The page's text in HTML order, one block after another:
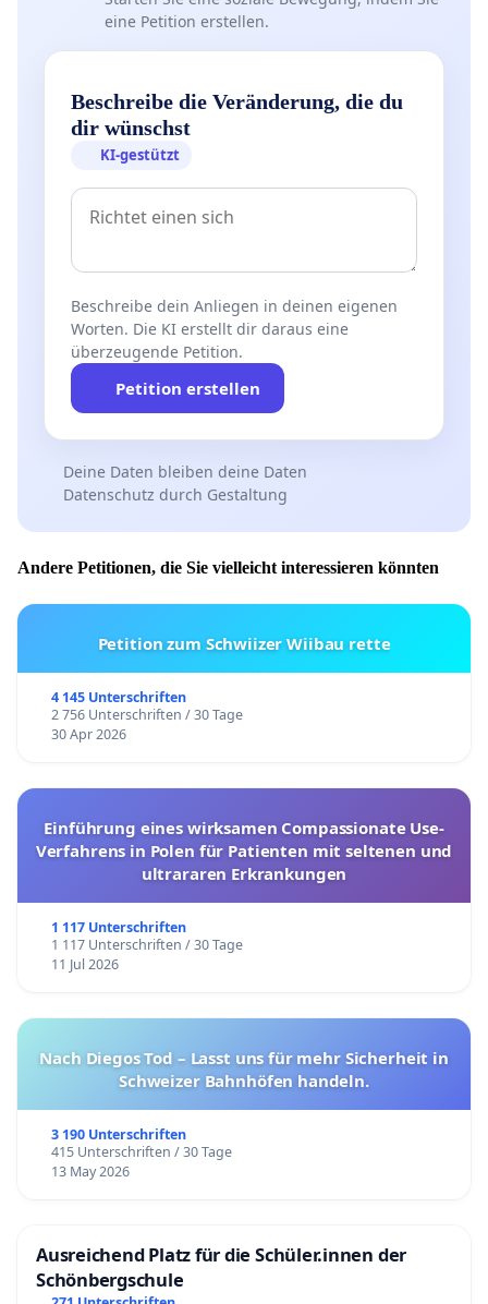
eine Petition erstellen.
Beschreibe die Veränderung, die du
dir wünschst
KI-gestützt
Beschreibe dein Anliegen in deinen eigenen
Worten. Die KI erstellt dir daraus eine
überzeugende Petition.
Petition erstellen
Deine Daten bleiben deine Daten
Datenschutz durch Gestaltung
Andere Petitionen, die Sie vielleicht interessieren könnten
Petition zum Schwiizer Wiibau rette
4 145 Unterschriften
2 756 Unterschriften / 30 Tage
30 Apr 2026
Einführung eines wirksamen Compassionate Use-
Verfahrens in Polen für Patienten mit seltenen und
ultrararen Erkrankungen
1 117 Unterschriften
1 117 Unterschriften / 30 Tage
11 Jul 2026
Nach Diegos Tod – Lasst uns für mehr Sicherheit in
Schweizer Bahnhöfen handeln.
3 190 Unterschriften
415 Unterschriften / 30 Tage
13 May 2026
Ausreichend Platz für die Schüler.innen der
Schönbergschule